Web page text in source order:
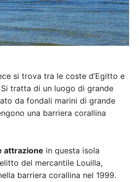
si trova tra le coste d’Egitto e
Si tratta di un luogo di grande
da fondali marini di grande
una barriera corallina
attrazione in questa isola
del mercantile Louilla,
barriera corallina nel 1999.